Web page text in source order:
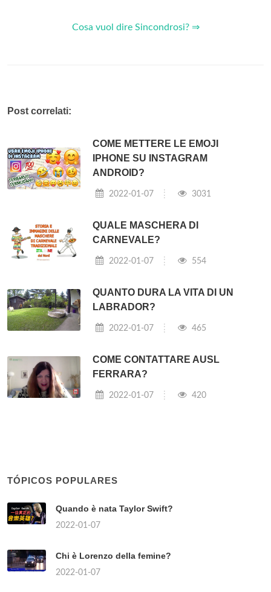
Cosa vuol dire Sincondrosi? ⇒
Post correlati:
COME METTERE LE EMOJI
IPHONE SU INSTAGRAM
ANDROID?
2022-01-07 3031
QUALE MASCHERA DI
CARNEVALE?
2022-01-07 554
QUANTO DURA LA VITA DI UN
LABRADOR?
2022-01-07 465
COME CONTATTARE AUSL
FERRARA?
2022-01-07 420
TÓPICOS POPULARES
Quando è nata Taylor Swift?
2022-01-07
Chi è Lorenzo della femine?
2022-01-07